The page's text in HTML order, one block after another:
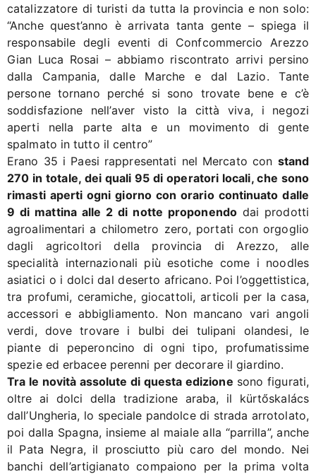
catalizzatore di turisti da tutta la provincia e non solo:
“Anche quest’anno è arrivata tanta gente – spiega il
responsabile degli eventi di Confcommercio Arezzo
Gian Luca Rosai – abbiamo riscontrato arrivi persino
dalla Campania, dalle Marche e dal Lazio. Tante
persone tornano perché si sono trovate bene e c’è
soddisfazione nell’aver visto la città viva, i negozi
aperti nella parte alta e un movimento di gente
spalmato in tutto il centro”
Erano 35 i Paesi rappresentati nel Mercato con stand
270 in totale, dei quali 95 di operatori locali, che sono
rimasti aperti ogni giorno con orario continuato dalle
9 di mattina alle 2 di notte proponendodai prodotti
agroalimentari a chilometro zero, portati con orgoglio
dagli agricoltori della provincia di Arezzo, alle
specialità internazionali più esotiche come i noodles
asiatici o i dolci dal deserto africano. Poi l’oggettistica,
tra profumi, ceramiche, giocattoli, articoli per la casa,
accessori e abbigliamento. Non mancano vari angoli
verdi, dove trovare i bulbi dei tulipani olandesi, le
piante di peperoncino di ogni tipo, profumatissime
spezie ed erbacee perenni per decorare il giardino.
Tra le novità assolute di questa edizione sono figurati,
oltre ai dolci della tradizione araba, il kürtőskalács
dall’Ungheria, lo speciale pandolce di strada arrotolato,
poi dalla Spagna, insieme al maiale alla “parrilla”, anche
il Pata Negra, il prosciutto più caro del mondo. Nei
banchi dell’artigianato compaiono per la prima volta